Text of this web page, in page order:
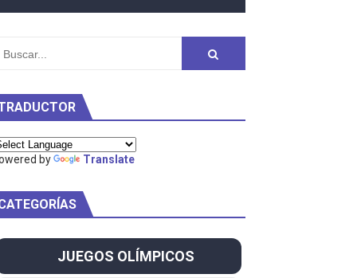
Project
by Translate
JUEGOS OLÍMPICOS